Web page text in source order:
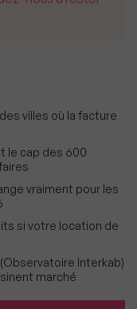
villes où la facture
le cap des 600
vraiment pour les
si votre location de
Interkab)
marché